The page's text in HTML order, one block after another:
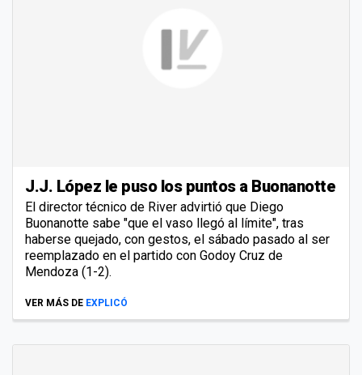
J.J. López le puso los puntos a Buonanotte
El director técnico de River advirtió que Diego
Buonanotte sabe "que el vaso llegó al límite", tras
haberse quejado, con gestos, el sábado pasado al ser
reemplazado en el partido con Godoy Cruz de
Mendoza (1-2).
VER MÁS DE EXPLICÓ